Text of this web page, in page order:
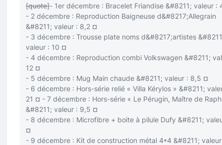
[quote]- 1er décembre : Bracelet Friandise &#8211; valeur :
- 2 décembre : Reproduction Baigneuse d&#8217;Allegrain
&#8211; valeur : 8,2 ¤
- 3 décembre : Trousse plate noms d&#8217;artistes
valeur : 10 ¤
- 4 décembre : Reproduction combi Volkswagen &#8211;
12 ¤
- 5 décembre : Mug Main chaude &#8211; valeur : 8,5 ¤
- 6 décembre : Hors-série relié « Villa Kérylos » &#8211;
21 ¤ - 7 décembre : Hors-série « Le Pérugin, Maître de
&#8211; valeur : 9,5 ¤
- 8 décembre : Microfibre + boite à pilule Dufy &#8211;
¤
- 9 décembre : Kit de construction métal 4*4 &#8211;